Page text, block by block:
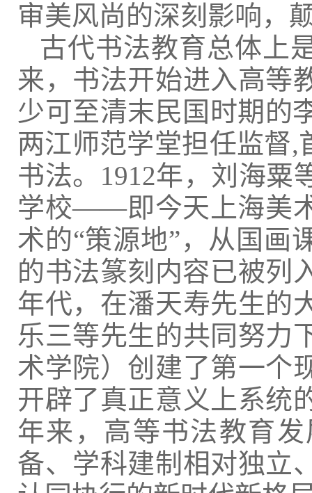
审美风尚的深刻影响，
古代书法教育总体上
来，书法开始进入高等
少可至清末民国时期的
两江师范学堂担任监督,
书法。1912年，刘海粟
学校——即今天上海美
术的“策源地”，从国画
的书法篆刻内容已被列
年代，在潘天寿先生的
乐三等先生的共同努力
术学院）创建了第一个
开辟了真正意义上系统
年来，高等书法教育
备、学科建制相对独立